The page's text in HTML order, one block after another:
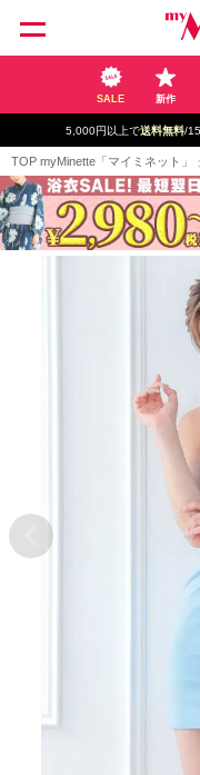
SALE 新作
5,000円以上で送料無料/
TOP myMinette「マイミネット」